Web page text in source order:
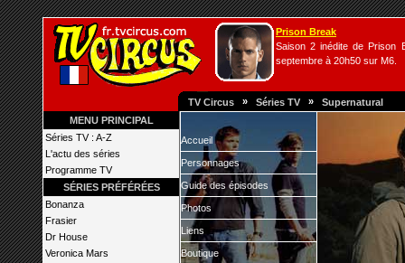
Prison Break
Saison 2 inédite de Prison
septembre à 20h50 sur M6.
TV Circus » Séries TV » Supernatural
MENU PRINCIPAL
Séries TV : A-Z
L'actu des séries
Programme TV
SÉRIES PRÉFÉRÉES
Bonanza
Frasier
Dr House
Veronica Mars
Accueil
Personnages
Guide des épisodes
Photos
Liens
Boutique